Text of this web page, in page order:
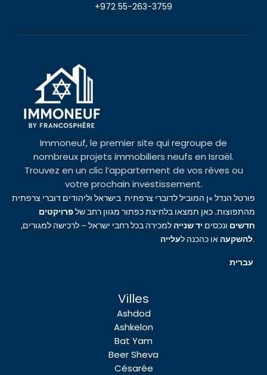
+972 55-263-3759
Immoneuf, le premier site qui regroupe de
nombreux projets immobiliers neufs en Israël.
Trouvez en un clic l’appartement de vos rêves ou
votre prochain investissement.
פורטל הנדל »ן המוביל לדוברי צרפתית בישראל וליהודים דוברי צרפתית
מהתפוצות. כאן תמצאו בלחיצת כפתור מגוון רחב שלפרויקטים
חדשים ונכסים יד שנייה למכירה בכל רחבי ישראל – לרכישה למגורים,
להשקעה או כהכנה לעלייה .
Villes
Ashdod
Ashkelon
Bat Yam
Beer Sheva
Césarée